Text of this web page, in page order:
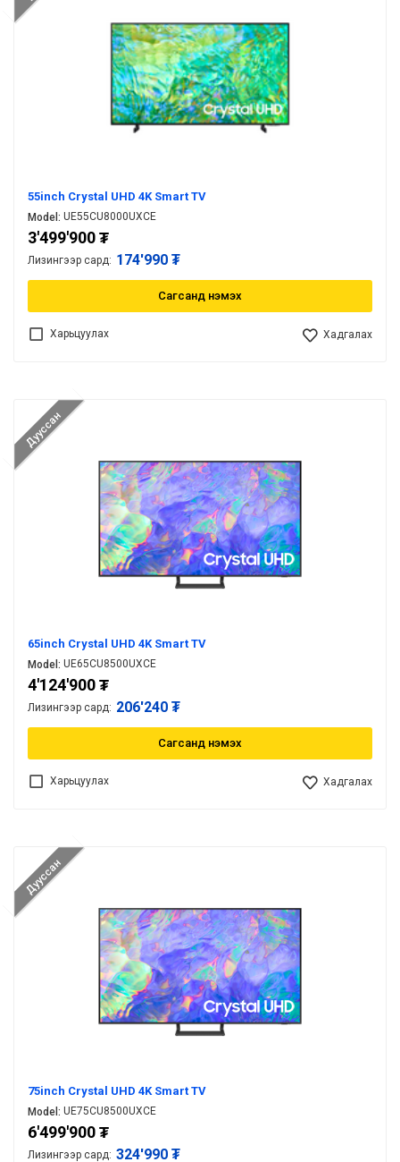
55inch Crystal UHD 4K Smart TV
Model: UE55CU8000UXCE
3'499'900₮
Лизингээр сард: 174'990 ₮
Сагсанд нэмэх
Харьцуулах Хадгалах
Дууссан
65inch Crystal UHD 4K Smart TV
Model: UE65CU8500UXCE
4'124'900₮
Лизингээр сард: 206'240 ₮
Сагсанд нэмэх
Харьцуулах Хадгалах
Дууссан
75inch Crystal UHD 4K Smart TV
Model: UE75CU8500UXCE
6'499'900₮
Лизингээр сард: 324'990 ₮